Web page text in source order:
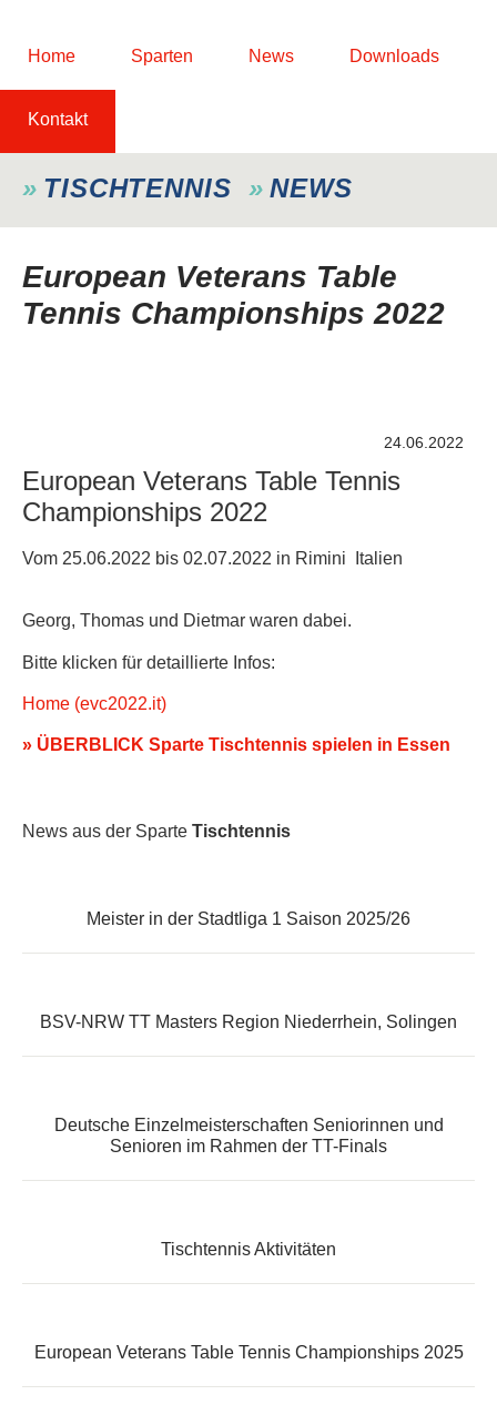
Home Sparten News Downloads
Kontakt
TISCHTENNIS NEWS
European Veterans Table
Tennis Championships 2022
24.06.2022
European Veterans Table Tennis
Championships 2022
Vom 25.06.2022 bis 02.07.2022 in Rimini Italien
Georg, Thomas und Dietmar waren dabei.
Bitte klicken für detaillierte Infos:
Home (evc2022.it)
» ÜBERBLICK Sparte Tischtennis spielen in Essen
News aus der Sparte Tischtennis
Meister in der Stadtliga 1 Saison 2025/26
BSV-NRW TT Masters Region Niederrhein, Solingen
Deutsche Einzelmeisterschaften Seniorinnen und
Senioren im Rahmen der TT-Finals
Tischtennis Aktivitäten
European Veterans Table Tennis Championships 2025